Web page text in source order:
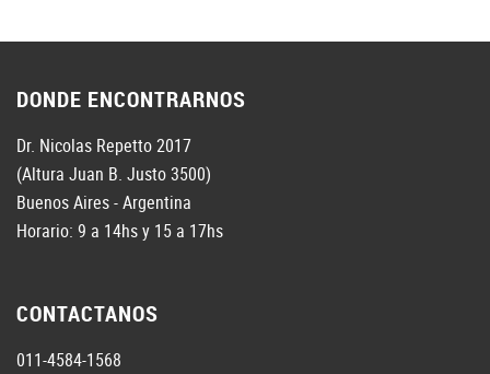
DONDE ENCONTRARNOS
Dr. Nicolas Repetto 2017
(Altura Juan B. Justo 3500)
Buenos Aires - Argentina
Horario: 9 a 14hs y 15 a 17hs
CONTACTANOS
011-4584-1568